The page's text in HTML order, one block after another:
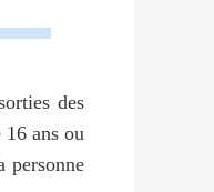
des
ans ou
personne